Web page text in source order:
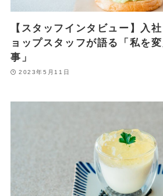
【スタッフインタビュー】入
ョップスタッフが語る「私を
事」
2023年5月11日